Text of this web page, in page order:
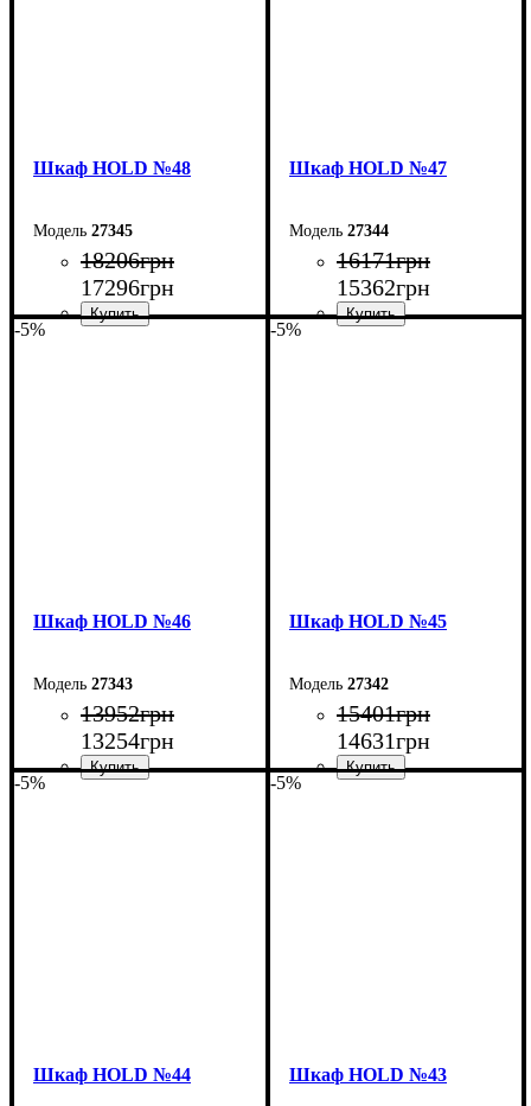
Шкаф НOLD №48
27345
18206грн
17296грн
Шкаф НOLD №47
27344
16171грн
15362грн
-5%
Шкаф НOLD №46
27343
13952грн
13254грн
-5%
Шкаф НOLD №45
27342
15401грн
14631грн
-5%
Шкаф НOLD №44
-5%
Шкаф НOLD №43